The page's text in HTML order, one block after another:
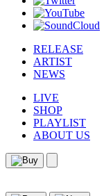
RELEASE
ARTIST
NEWS
LIVE
SHOP
PLAYLIST
ABOUT US